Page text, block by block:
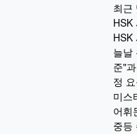
최근
HSK
HSK
늘날
준"
정
미스
어휘
중등